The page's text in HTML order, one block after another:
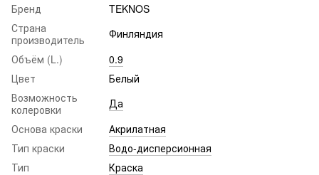
Бренд
TEKNOS
Страна
производитель
Финляндия
Объём (L.)
0.9
Цвет
Белый
Возможность
колеровки
Да
Основа краски
Акрилатная
Тип краски
Водо-дисперсионная
Тип
Краска